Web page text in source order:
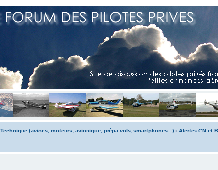
Technique (avions, moteurs, avionique, prépa vols, smartphones...) ‹ Alertes CN et